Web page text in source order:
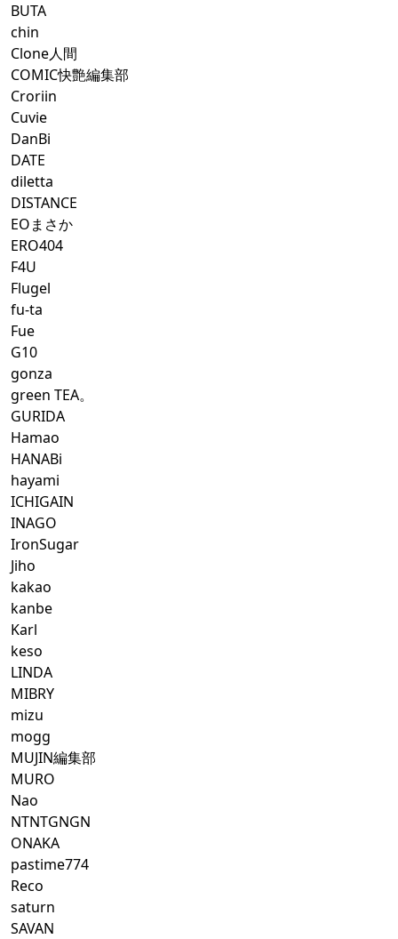
BUTA
chin
Clone人間
COMIC快艶編集部
Croriin
Cuvie
DanBi
DATE
diletta
DISTANCE
EOまさか
ERO404
F4U
Flugel
fu-ta
Fue
G10
gonza
green TEA。
GURIDA
Hamao
HANABi
hayami
ICHIGAIN
INAGO
IronSugar
Jiho
kakao
kanbe
Karl
keso
LINDA
MIBRY
mizu
mogg
MUJIN編集部
MURO
Nao
NTNTGNGN
ONAKA
pastime774
Reco
saturn
SAVAN